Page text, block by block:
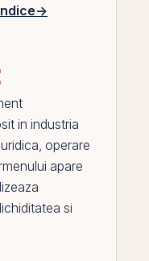
→
in industria
operare
apare
lichiditatea si